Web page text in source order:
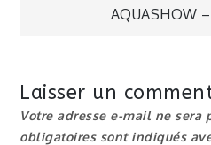
l’article
AQUASHOW
Laisser un
Votre adresse e-mail ne sera
obligatoires sont indiqués